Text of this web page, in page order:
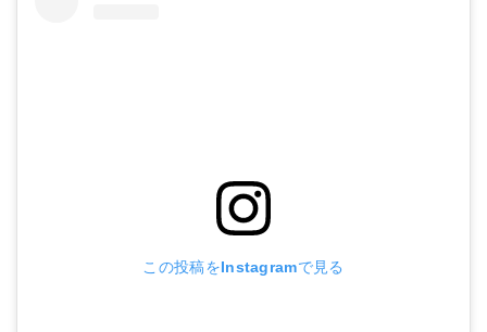
この投稿をInstagramで見る